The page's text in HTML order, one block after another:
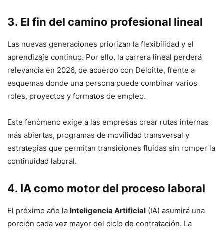
3. El fin del camino profesional lineal
Las nuevas generaciones priorizan la flexibilidad y el
aprendizaje continuo. Por ello, la carrera lineal perderá
relevancia en 2026, de acuerdo con Deloitte, frente a
esquemas donde una persona puede combinar varios
roles, proyectos y formatos de empleo.
Este fenómeno exige a las empresas crear rutas internas
más abiertas, programas de movilidad transversal y
estrategias que permitan transiciones fluidas sin romper la
continuidad laboral.
4. IA como motor del proceso laboral
El próximo año la Inteligencia Artificial (IA) asumirá una
porción cada vez mayor del ciclo de contratación. La